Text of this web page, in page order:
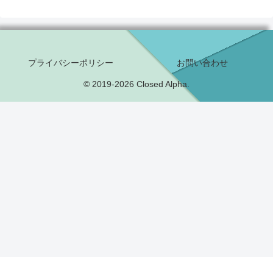
プライバシーポリシー お問い合わせ
© 2019-2026 Closed Alpha.